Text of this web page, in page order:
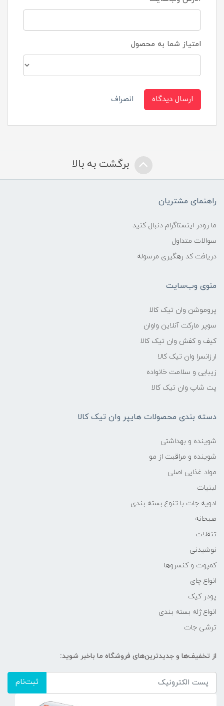
امتیاز شما به محصول
ارسال دیدگاه انصراف
برگشت به بالا
راهنمای مشتریان
ما رودر اینستاگرام دنبال کنید
سوالات متداول
دریافت کد رهگیری مرسوله
منوی وب‌سایت
پروموشن وان تیک کالا
سوپر مارکت آنلاین واوان
کیف و کفش وان تیک کالا
ارزانسرا وان تیک کالا
زیبایی و سلامت خانواده
پت شاپ وان تیک کالا
دسته بندی محصولات هایپر وان تیک کالا
شوینده و بهداشتی
شوینده و مراقبت از مو
مواد غذایی اصلی
لبنیات
ادویه جات با تنوع بسته بندی
صبحانه
تنقلات
نوشیدنی
کمپوت و کنسروها
انواع چای
پودر کیک
انواع ژله بسته بندی
ترشی جات
از تخفیف‌ها و جدیدترین‌های فروشگاه ما باخبر شوید:
ثبت‌نام